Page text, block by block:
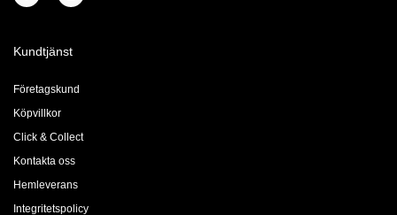
Kundtjänst
Företagskund
Köpvillkor
Click & Collect
Kontakta oss
Hemleverans
Integritetspolicy